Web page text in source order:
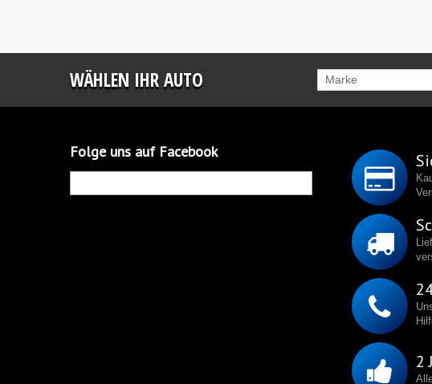
WÄHLEN IHR AUTO Marke
Folge uns auf Facebook
2